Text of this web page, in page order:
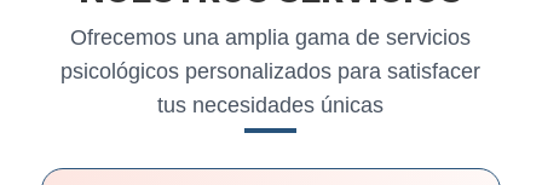
Ofrecemos una amplia gama de servicios
psicológicos personalizados para satisfacer
tus necesidades únicas